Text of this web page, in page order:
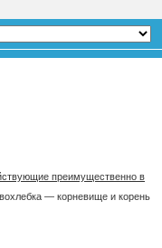
преимущественно в
— корневище и корень